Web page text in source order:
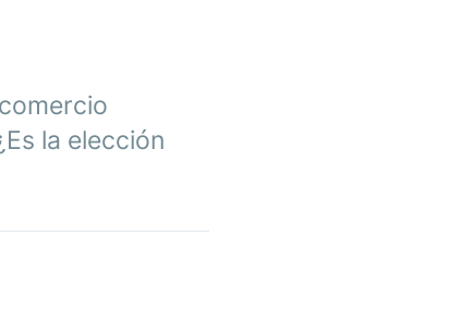
la elección